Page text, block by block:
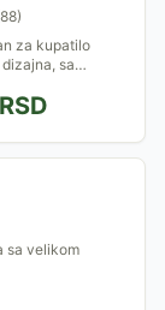
88)
za kupatilo
sa
fioka. Postoji
ormana
RSD
sa velikom